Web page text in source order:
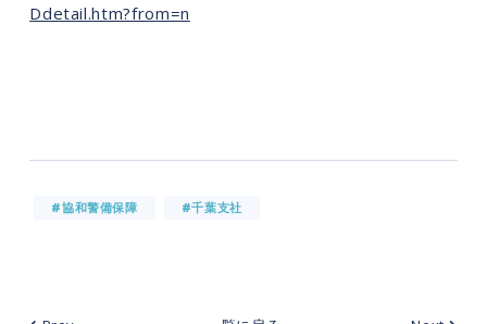
Ddetail.htm?from=n
#協和警備保障 #千葉支社